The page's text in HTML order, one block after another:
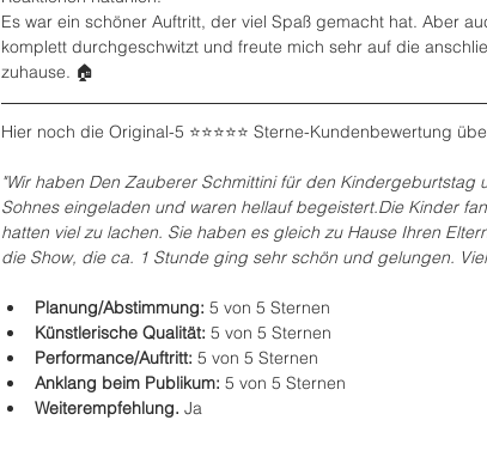
Es war ein schöner Auftritt, der viel Spaß gemacht hat. Aber
komplett durchgeschwitzt und freute mich sehr auf die
zuhause. 🏠
Hier noch die Original-5 ⭐️⭐️⭐️⭐️⭐️ Sterne-Kundenbewertung
"Wir haben Den Zauberer Schmittini für den Kindergeburtstag
Sohnes eingeladen und waren hellauf begeistert.Die Kinder
hatten viel zu lachen. Sie haben es gleich zu Hause Ihren
die Show, die ca. 1 Stunde ging sehr schön und gelungen.
Planung/Abstimmung: 5 von 5 Sternen
Künstlerische Qualität: 5 von 5 Sternen
Performance/Auftritt: 5 von 5 Sternen
Anklang beim Publikum: 5 von 5 Sternen
Weiterempfehlung. Ja